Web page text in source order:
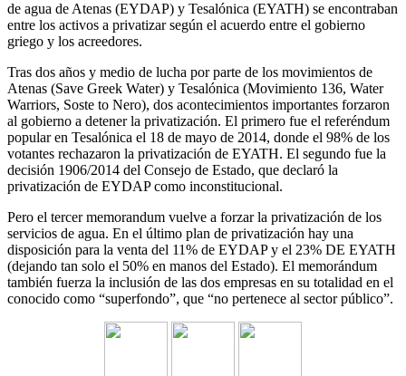
de agua de Atenas (EYDAP) y Tesalónica (EYATH) se encontraban
entre los activos a privatizar según el acuerdo entre el gobierno
griego y los acreedores.
Tras dos años y medio de lucha por parte de los movimientos de
Atenas (Save Greek Water) y Tesalónica (Movimiento 136, Water
Warriors, Soste to Nero), dos acontecimientos importantes forzaron
al gobierno a detener la privatización. El primero fue el referéndum
popular en Tesalónica el 18 de mayo de 2014, donde el 98% de los
votantes rechazaron la privatización de EYATH. El segundo fue la
decisión 1906/2014 del Consejo de Estado, que declaró la
privatización de EYDAP como inconstitucional.
Pero el tercer memorandum vuelve a forzar la privatización de los
servicios de agua. En el último plan de privatización hay una
disposición para la venta del 11% de EYDAP y el 23% DE EYATH
(dejando tan solo el 50% en manos del Estado). El memorándum
también fuerza la inclusión de las dos empresas en su totalidad en el
conocido como “superfondo”, que “no pertenece al sector público”.